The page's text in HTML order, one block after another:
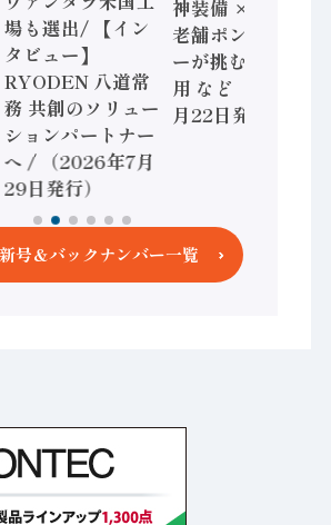
場も選出/ 【イン
タビュー】
RYODEN 八道常
務 共創のソリュー
ションパートナー
へ / （2026年7月
29日発行）
神装備 × HMS、
老舗ポンプメーカ
ーが挑むデータ活
用 など（2026年7
月22日発行）
号＆バックナンバー一覧